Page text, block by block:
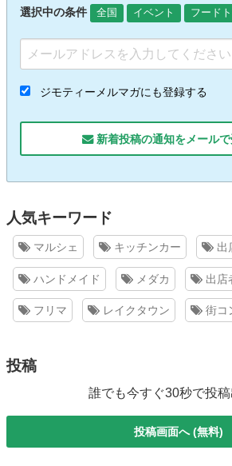
選択中の条件 全国 イベント フード
ジモティーメルマガにも登録する
新着投稿の通知をメールで
人気キーワード
マルシェ キッチンカー 出
ハンドメイド メダカ 出店
フリマ レイクタウン 街コ
投稿
誰でも今すぐ30秒で投稿
投稿画面へ (無料)